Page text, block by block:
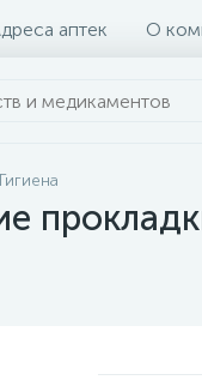
аптек О